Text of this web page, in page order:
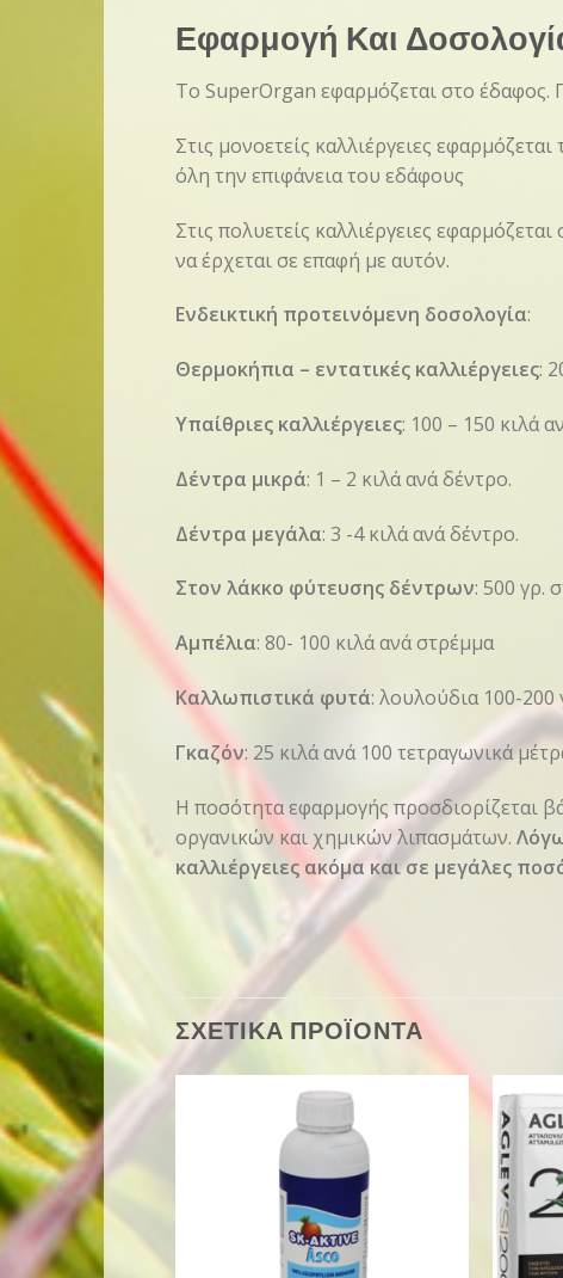
Εφαρμογή Και
Το SuperOrgan εφαρμόζεται στο έδαφος.
Στις μονοετείς καλλιέργειες
όλη την επιφάνεια του εδάφους
Στις πολυετείς καλλιέργειες
να έρχεται σε επαφή με αυτόν.
Ενδεικτική προτεινόμενη δοσολογία:
Θερμοκήπια – εντατικές καλλιέργειες:
Υπαίθριες καλλιέργειες: 100 – 150 κιλά
Δέντρα μικρά: 1 – 2 κιλά ανά δέντρο.
Δέντρα μεγάλα: 3 -4 κιλά ανά δέντρο.
Στον λάκκο φύτευσης δέντρων: 500 γρ.
Αμπέλια: 80- 100 κιλά ανά στρέμμα
Καλλωπιστικά φυτά: λουλούδια 100-
Γκαζόν: 25 κιλά ανά 100 τετραγωνικά
Η ποσότητα εφαρμογής προσδιορίζεται
οργανικών και χημικών λιπασμάτων.
καλλιέργειες ακόμα και σε μεγάλες
ΣΧΕΤΙΚΑ ΠΡΟΪΟΝΤΑ